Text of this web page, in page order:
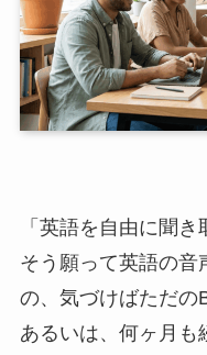
「英語を自由に聞
そう願って英語の音
の、気づけばただの
あるいは、何ヶ月も